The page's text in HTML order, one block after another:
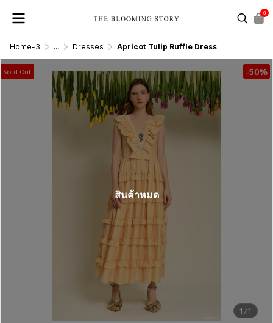
0
Home-3 ... Dresses Apricot Tulip Ruffle Dress
1/1
Sold Out -50%
สินค้าหมด